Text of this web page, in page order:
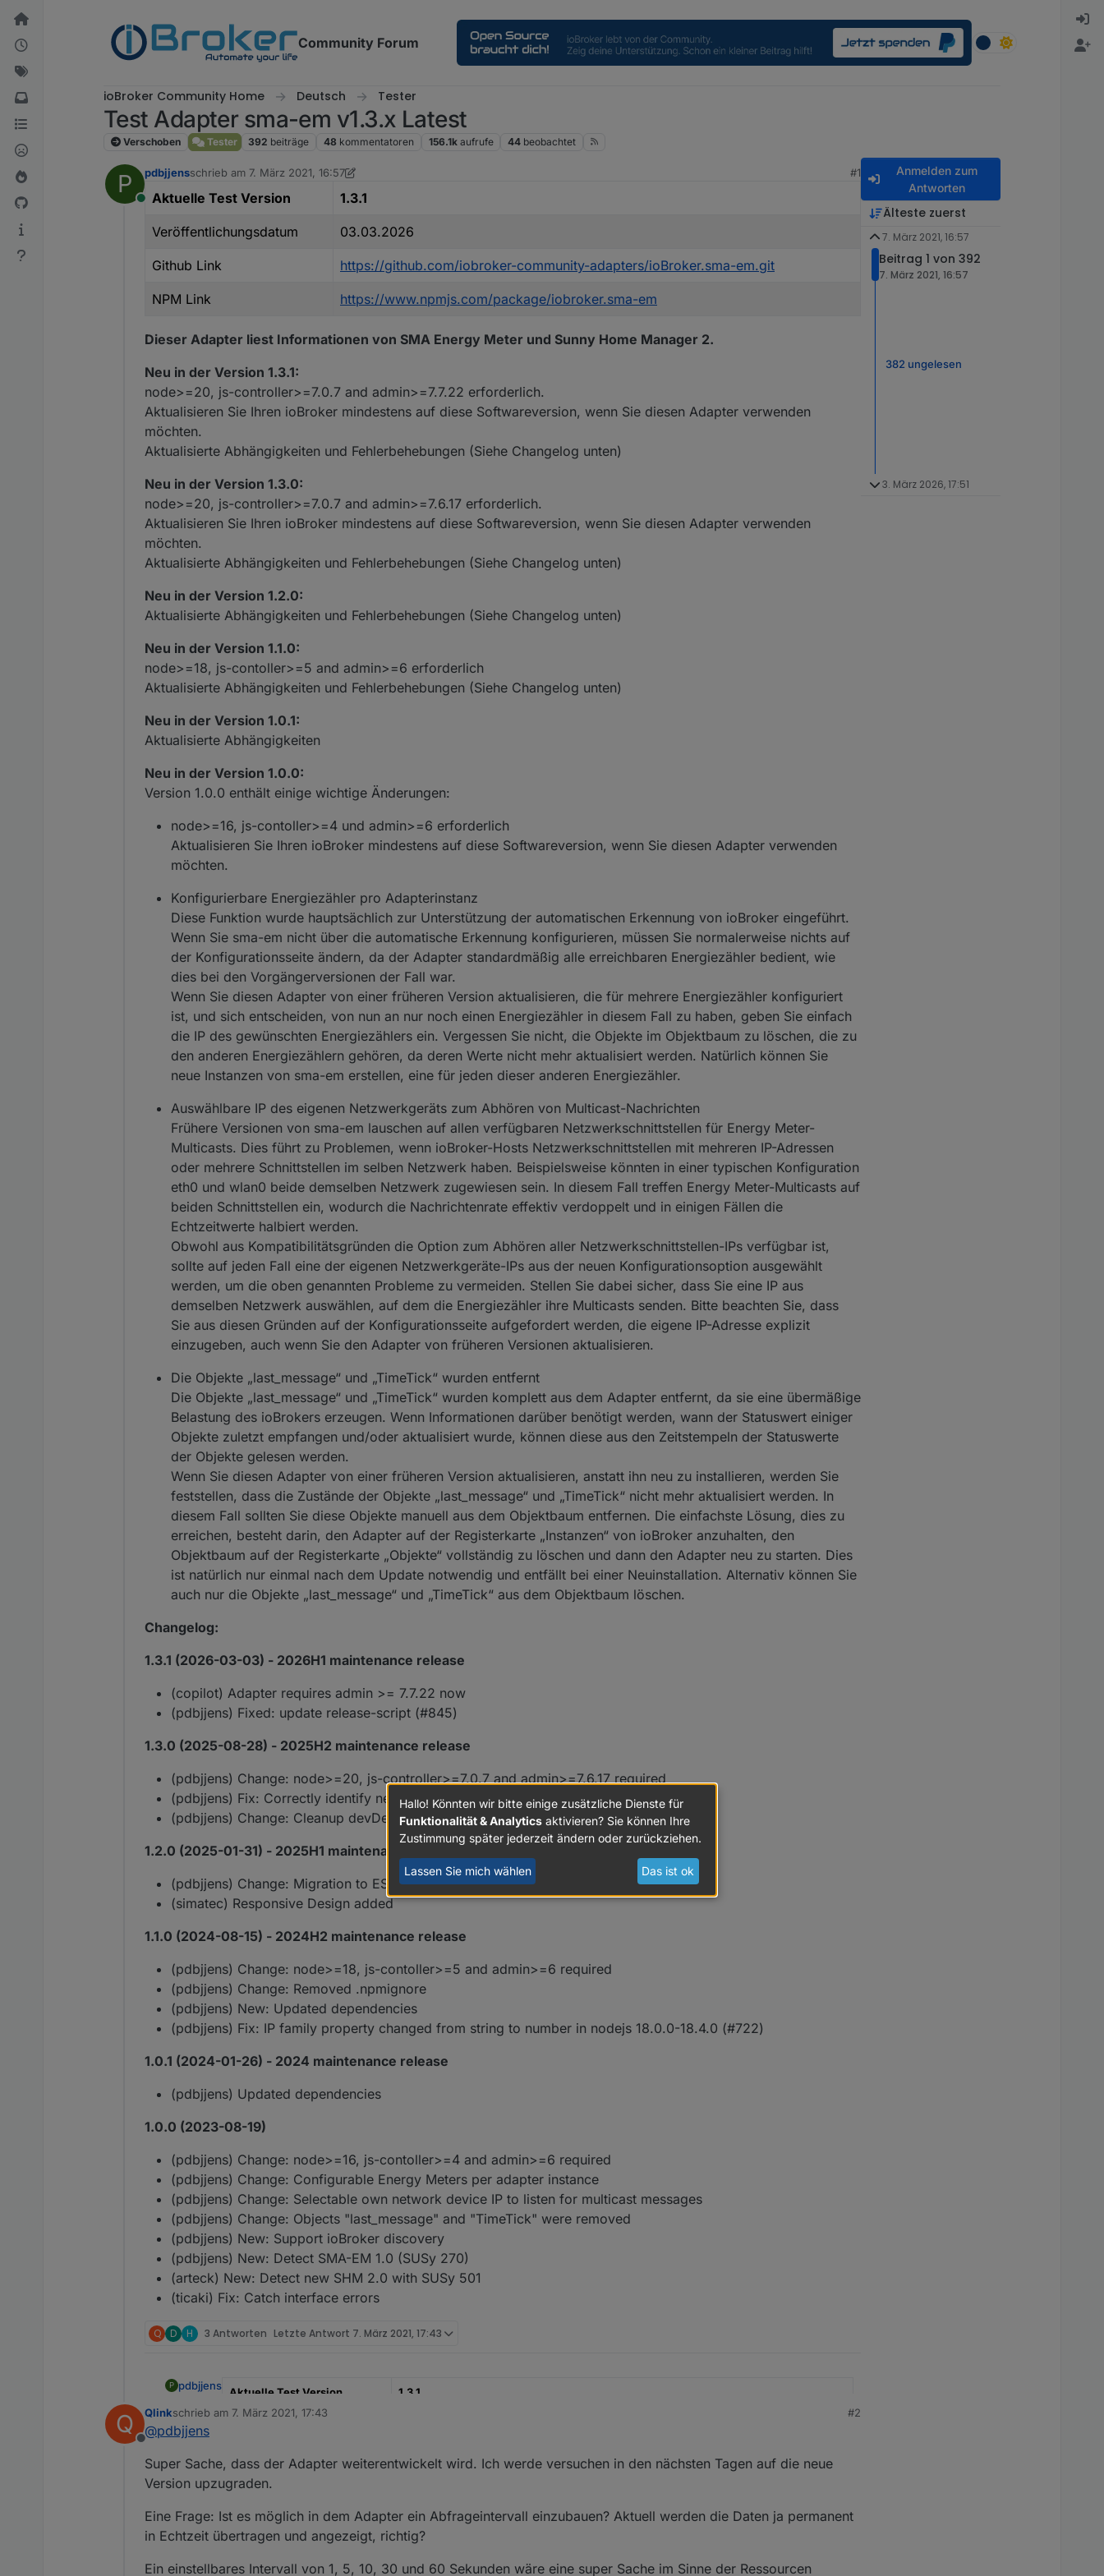
Weiter zum Inhalt
Community Forum
ioBroker Community Home Deutsch Tester
Test Adapter sma-em v1.3.x Latest
Verschoben Tester 392 beiträge 48 kommentatoren 156.1k aufrufe 44 beobachtet
P
Online
pdbjjensschrieb am 7. März 2021, 16:57
zuletzt editiert von pdbjjens3. März 2026, 18:56
#1
Aktuelle Test Version 1.3.1
Veröffentlichungsdatum 03.03.2026
Github Link https://github.com/iobroker-community-adapters/ioBroker.sma-em.git
NPM Link https://www.npmjs.com/package/iobroker.sma-em
Dieser Adapter liest Informationen von SMA Energy Meter und Sunny Home Manager 2.
Neu in der Version 1.3.1:
node>=20, js-controller>=7.0.7 and admin>=7.7.22 erforderlich.
Aktualisieren Sie Ihren ioBroker mindestens auf diese Softwareversion, wenn Sie diesen Adapter verwenden
möchten.
Aktualisierte Abhängigkeiten und Fehlerbehebungen (Siehe Changelog unten)
Neu in der Version 1.3.0:
node>=20, js-controller>=7.0.7 and admin>=7.6.17 erforderlich.
Aktualisieren Sie Ihren ioBroker mindestens auf diese Softwareversion, wenn Sie diesen Adapter verwenden
möchten.
Aktualisierte Abhängigkeiten und Fehlerbehebungen (Siehe Changelog unten)
Neu in der Version 1.2.0:
Aktualisierte Abhängigkeiten und Fehlerbehebungen (Siehe Changelog unten)
Neu in der Version 1.1.0:
node>=18, js-contoller>=5 and admin>=6 erforderlich
Aktualisierte Abhängigkeiten und Fehlerbehebungen (Siehe Changelog unten)
Neu in der Version 1.0.1:
Aktualisierte Abhängigkeiten
Neu in der Version 1.0.0:
Version 1.0.0 enthält einige wichtige Änderungen:
node>=16, js-contoller>=4 und admin>=6 erforderlich
Aktualisieren Sie Ihren ioBroker mindestens auf diese Softwareversion, wenn Sie diesen Adapter verwenden
möchten.
Konfigurierbare Energiezähler pro Adapterinstanz
Diese Funktion wurde hauptsächlich zur Unterstützung der automatischen Erkennung von ioBroker eingeführt.
Wenn Sie sma-em nicht über die automatische Erkennung konfigurieren, müssen Sie normalerweise nichts auf
der Konfigurationsseite ändern, da der Adapter standardmäßig alle erreichbaren Energiezähler bedient, wie
dies bei den Vorgängerversionen der Fall war.
Wenn Sie diesen Adapter von einer früheren Version aktualisieren, die für mehrere Energiezähler konfiguriert
ist, und sich entscheiden, von nun an nur noch einen Energiezähler in diesem Fall zu haben, geben Sie einfach
die IP des gewünschten Energiezählers ein. Vergessen Sie nicht, die Objekte im Objektbaum zu löschen, die zu
den anderen Energiezählern gehören, da deren Werte nicht mehr aktualisiert werden. Natürlich können Sie
neue Instanzen von sma-em erstellen, eine für jeden dieser anderen Energiezähler.
Auswählbare IP des eigenen Netzwerkgeräts zum Abhören von Multicast-Nachrichten
Frühere Versionen von sma-em lauschen auf allen verfügbaren Netzwerkschnittstellen für Energy Meter-
Multicasts. Dies führt zu Problemen, wenn ioBroker-Hosts Netzwerkschnittstellen mit mehreren IP-Adressen
oder mehrere Schnittstellen im selben Netzwerk haben. Beispielsweise könnten in einer typischen Konfiguration
eth0 und wlan0 beide demselben Netzwerk zugewiesen sein. In diesem Fall treffen Energy Meter-Multicasts auf
beiden Schnittstellen ein, wodurch die Nachrichtenrate effektiv verdoppelt und in einigen Fällen die
Echtzeitwerte halbiert werden.
Obwohl aus Kompatibilitätsgründen die Option zum Abhören aller Netzwerkschnittstellen-IPs verfügbar ist,
sollte auf jeden Fall eine der eigenen Netzwerkgeräte-IPs aus der neuen Konfigurationsoption ausgewählt
werden, um die oben genannten Probleme zu vermeiden. Stellen Sie dabei sicher, dass Sie eine IP aus
demselben Netzwerk auswählen, auf dem die Energiezähler ihre Multicasts senden. Bitte beachten Sie, dass
Sie aus diesen Gründen auf der Konfigurationsseite aufgefordert werden, die eigene IP-Adresse explizit
einzugeben, auch wenn Sie den Adapter von früheren Versionen aktualisieren.
Die Objekte „last_message“ und „TimeTick“ wurden entfernt
Die Objekte „last_message“ und „TimeTick“ wurden komplett aus dem Adapter entfernt, da sie eine übermäßige
Belastung des ioBrokers erzeugen. Wenn Informationen darüber benötigt werden, wann der Statuswert einiger
Objekte zuletzt empfangen und/oder aktualisiert wurde, können diese aus den Zeitstempeln der Statuswerte
der Objekte gelesen werden.
Wenn Sie diesen Adapter von einer früheren Version aktualisieren, anstatt ihn neu zu installieren, werden Sie
feststellen, dass die Zustände der Objekte „last_message“ und „TimeTick“ nicht mehr aktualisiert werden. In
diesem Fall sollten Sie diese Objekte manuell aus dem Objektbaum entfernen. Die einfachste Lösung, dies zu
erreichen, besteht darin, den Adapter auf der Registerkarte „Instanzen“ von ioBroker anzuhalten, den
Objektbaum auf der Registerkarte „Objekte“ vollständig zu löschen und dann den Adapter neu zu starten. Dies
ist natürlich nur einmal nach dem Update notwendig und entfällt bei einer Neuinstallation. Alternativ können Sie
auch nur die Objekte „last_message“ und „TimeTick“ aus dem Objektbaum löschen.
Changelog:
1.3.1 (2026-03-03) - 2026H1 maintenance release
(copilot) Adapter requires admin >= 7.7.22 now
(pdbjjens) Fixed: update release-script (#845)
1.3.0 (2025-08-28) - 2025H2 maintenance release
(pdbjjens) Change: node>=20, js-controller>=7.0.7 and admin>=7.6.17 required
(pdbjjens) Fix: Correctly identify new SMA EMETER (#795)
(pdbjjens) Change: Cleanup devDependencies
1.2.0 (2025-01-31) - 2025H1 maintenance release
(pdbjjens) Change: Migration to ESLint 9
(simatec) Responsive Design added
1.1.0 (2024-08-15) - 2024H2 maintenance release
(pdbjjens) Change: node>=18, js-contoller>=5 and admin>=6 required
(pdbjjens) Change: Removed .npmignore
(pdbjjens) New: Updated dependencies
(pdbjjens) Fix: IP family property changed from string to number in nodejs 18.0.0-18.4.0 (#722)
1.0.1 (2024-01-26) - 2024 maintenance release
(pdbjjens) Updated dependencies
1.0.0 (2023-08-19)
(pdbjjens) Change: node>=16, js-contoller>=4 and admin>=6 required
(pdbjjens) Change: Configurable Energy Meters per adapter instance
(pdbjjens) Change: Selectable own network device IP to listen for multicast messages
(pdbjjens) Change: Objects "last_message" and "TimeTick" were removed
(pdbjjens) New: Support ioBroker discovery
(pdbjjens) New: Detect SMA-EM 1.0 (SUSy 270)
(arteck) New: Detect new SHM 2.0 with SUSy 501
(ticaki) Fix: Catch interface errors
Q D H 3 Antworten Letzte Antwort 7. März 2021, 17:43
P pdbjjens
Aktuelle Test Version 1.3.1
Veröffentlichungsdatum
NPM Link
Dieser Adapter liest Informationen von SMA Energy Meter und Sunny Home Manager 2.
node>=20, js-controller>=7.0.7 and admin>=7.7.22 erforderlich.
Q
Offline
Qlinkschrieb am 7. März 2021, 17:43
zuletzt editiert von
#2
@pdbjjens
Super Sache, dass der Adapter weiterentwickelt wird. Ich werde versuchen in den nächsten Tagen auf die neue
Version upzugraden.
Eine Frage: Ist es möglich in dem Adapter ein Abfrageintervall einzubauen? Aktuell werden die Daten ja permanent
in Echtzeit übertragen und angezeigt, richtig?
Ein einstellbares Intervall von 1, 5, 10, 30 und 60 Sekunden wäre eine super Sache im Sinne der Ressourcen
Anmelden zum
Antworten
Älteste zuerst
7. März 2021, 16:57
Beitrag 1 von 392
7. März 2021, 16:57
382 ungelesen
3. März 2026, 17:51
Hallo! Könnten wir bitte einige zusätzliche Dienste für
Funktionalität & Analytics aktivieren? Sie können Ihre
Zustimmung später jederzeit ändern oder zurückziehen.
Lassen Sie mich wählen Das ist ok